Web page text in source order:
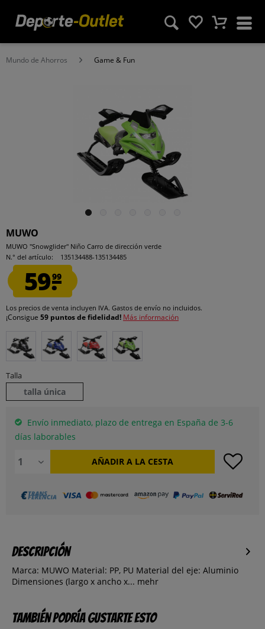
Mundo de Ahorros Game & Fun
MUWO
MUWO "Snowglider" Niño Carro de dirección verde
N.° del artículo:
135134488-135134485
59.99
Los precios de venta incluyen IVA. Gastos de envío no incluidos.
¡Consigue 59 puntos de fidelidad! Más información
Talla
talla única
Envío inmediato, plazo de entrega en España de 3-6
días laborables
AÑADIR A LA CESTA
Descripción
Marca: MUWO Material: PP, PU Material del eje: Aluminio
Dimensiones (largo x ancho x... mehr
También podría gustarte esto